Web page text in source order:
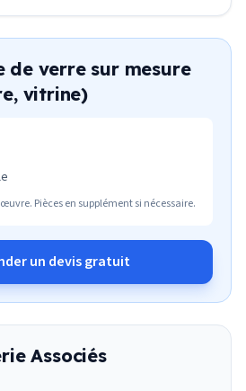
de verre sur mesure
vitrine)
Pièces en supplément si nécessaire.
un devis gratuit
Associés